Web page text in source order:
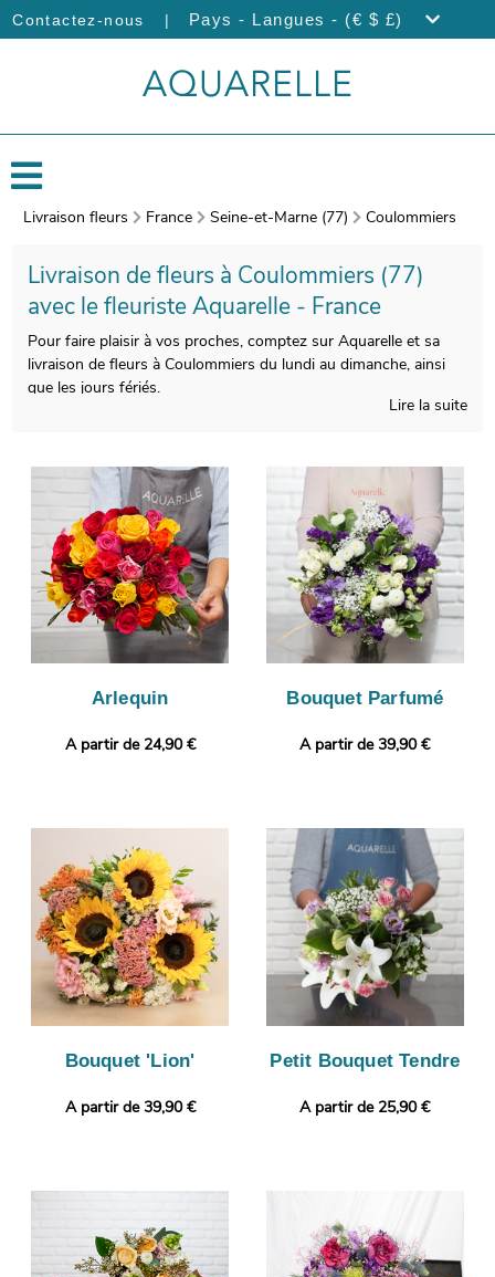
Contactez-nous | Pays - Langues - (€ $ £)
Livraison fleurs France Seine-et-Marne (77) Coulommiers
Livraison de fleurs à Coulommiers (77)
avec le fleuriste Aquarelle - France
Pour faire plaisir à vos proches, comptez sur Aquarelle et sa
livraison de fleurs à Coulommiers du lundi au dimanche, ainsi
que les jours fériés.
une photo de votre commande sera prise, une fois le bouquet
inséré dans un contenant approprié. Par la suite, l’envoi au
destinataire sera effectué, après vous avoir envoyé la photo.
Envie de sortir des sentiers battus ? Sans frais supplémentaire,
votre commande pourra être complétée par un message
personnalisé.
Lire la suite
Arlequin
A partir de 24,90 €
Bouquet Parfumé
A partir de 39,90 €
Bouquet 'Lion'
A partir de 39,90 €
Petit Bouquet Tendre
A partir de 25,90 €